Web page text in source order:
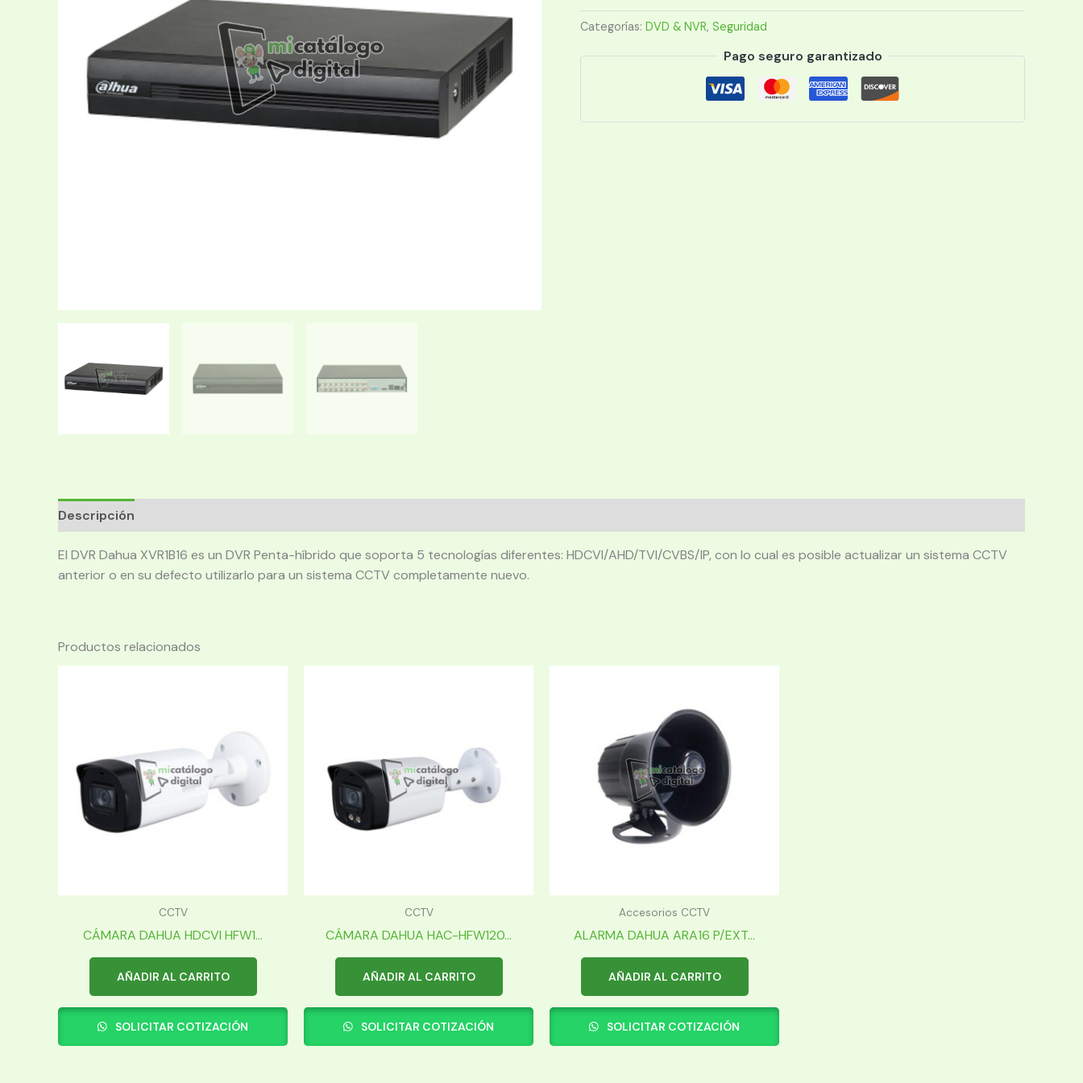
WIZSENSE
16
cantidad
Categorías: DVD & NVR, Seguridad
Pago seguro garantizado
Descripción
El DVR Dahua XVR1B16 es un DVR Penta-híbrido que soporta 5 tecnologías diferentes: HDCVI/AHD/TVI/CVBS/IP, con lo cual es posible actualizar un sistema CCTV
anterior o en su defecto utilizarlo para un sistema CCTV completamente nuevo.
Productos relacionados
CCTV
CÁMARA DAHUA HDCVI HFW1...
AÑADIR AL CARRITO
SOLICITAR COTIZACIÓN
CCTV
CÁMARA DAHUA HAC-HFW120...
AÑADIR AL CARRITO
SOLICITAR COTIZACIÓN
Accesorios CCTV
ALARMA DAHUA ARA16 P/EXT...
AÑADIR AL CARRITO
SOLICITAR COTIZACIÓN